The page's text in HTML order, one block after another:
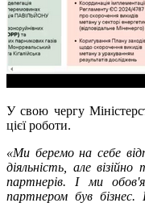
У свою чергу
цієї роботи.
«Ми беремо на себе
діяльність, але
партнерів. І ми
партнером був бізнес.